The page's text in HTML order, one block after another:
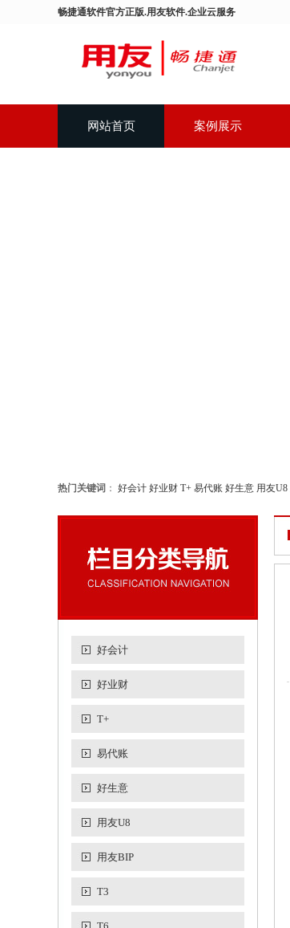
畅捷通软件官方正版.用友软件.企业云服务
网站首页 案例展示
热门关键词 ： 好会计 好业财 T+ 易代账 好生意 用友U8
好会计
好业财
T+
易代账
好生意
用友U8
用友BIP
T3